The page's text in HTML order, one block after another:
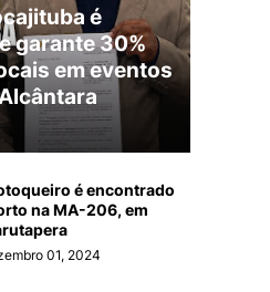
é
garante 30%
em eventos
é encontrado
na MA-206, em
01, 2024